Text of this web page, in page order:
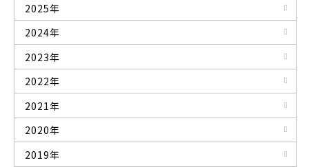
2025年
2024年
2023年
2022年
2021年
2020年
2019年